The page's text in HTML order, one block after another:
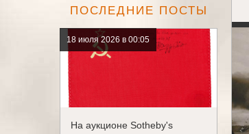
ПОСЛЕДНИЕ ПОСТЫ
18 июля 2026 в 00:05
На аукционе Sotheby's